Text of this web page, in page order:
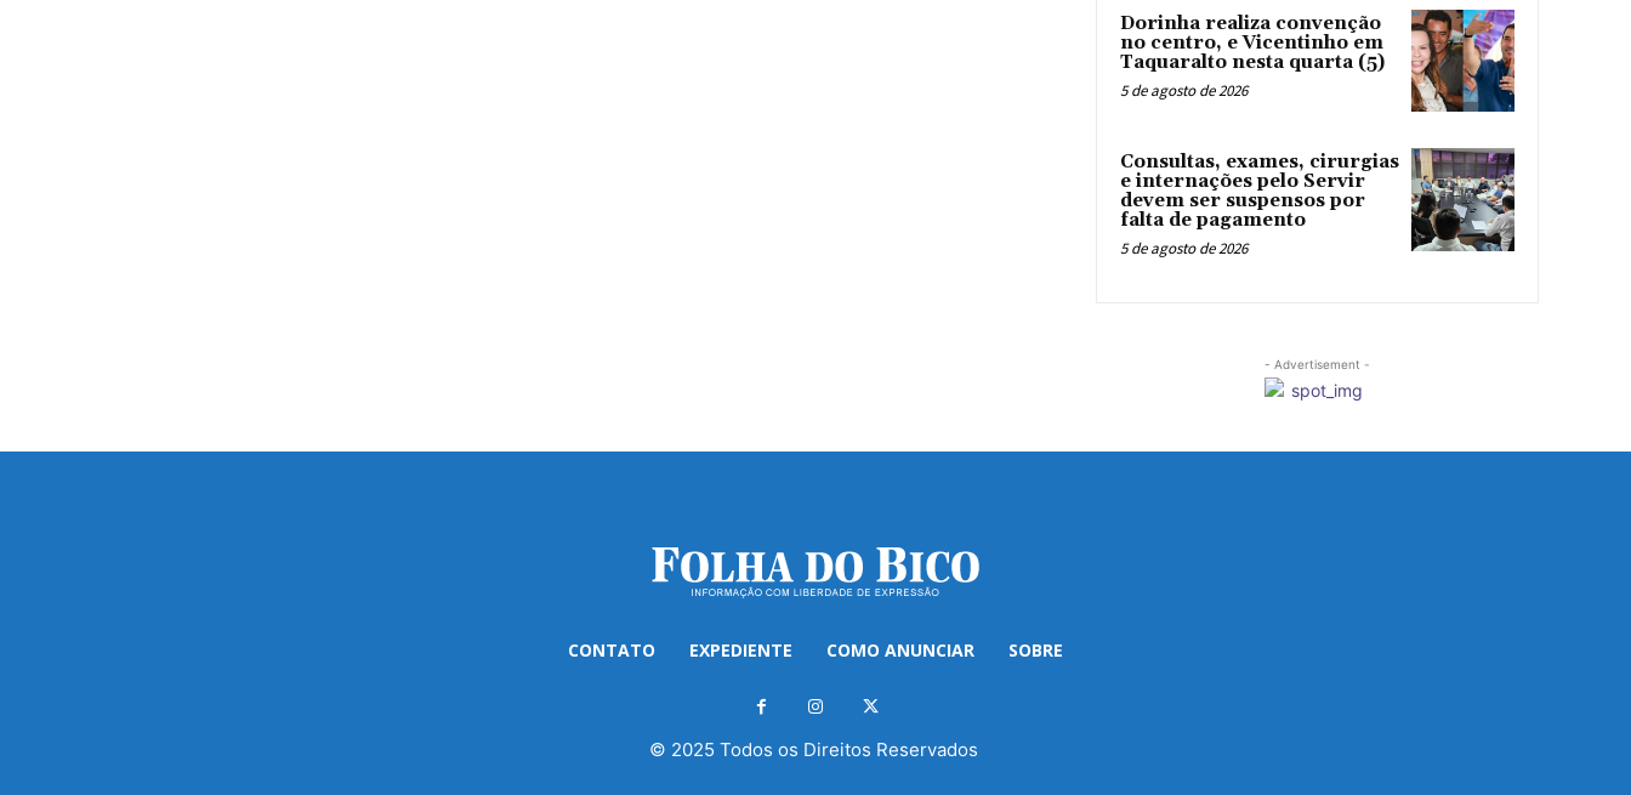
Dorinha realiza convenção
no centro, e Vicentinho em
Taquaralto nesta quarta (5)
5 de agosto de 2026
Consultas, exames, cirurgias
e internações pelo Servir
devem ser suspensos por
falta de pagamento
5 de agosto de 2026
- Advertisement -
CONTATO EXPEDIENTE COMO ANUNCIAR SOBRE
© 2025 Todos os Direitos Reservados